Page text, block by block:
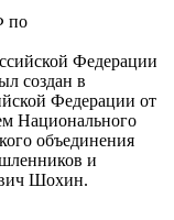
по
Федерации
создан в
Федерации от
Национального
объединения
и
Шохин.